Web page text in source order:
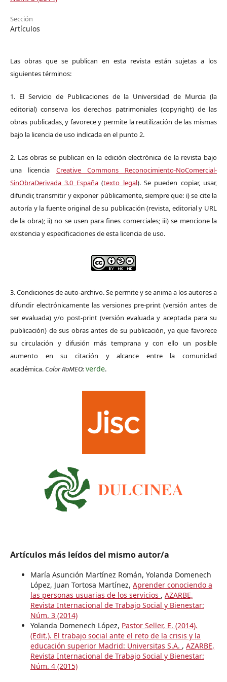
Sección
Artículos
Las obras que se publican en esta revista están sujetas a los
siguientes términos:
1. El Servicio de Publicaciones de la Universidad de Murcia (la
editorial) conserva los derechos patrimoniales (copyright) de las
obras publicadas, y favorece y permite la reutilización de las mismas
bajo la licencia de uso indicada en el punto 2.
2. Las obras se publican en la edición electrónica de la revista bajo
una licencia Creative Commons Reconocimiento-NoComercial-
SinObraDerivada 3.0 España(texto legal). Se pueden copiar, usar,
difundir, transmitir y exponer públicamente, siempre que: i) se cite la
autoría y la fuente original de su publicación (revista, editorial y URL
de la obra); ii) no se usen para fines comerciales; iii) se mencione la
existencia y especificaciones de esta licencia de uso.
3. Condiciones de auto-archivo. Se permite y se anima a los autores a
difundir electrónicamente las versiones pre-print (versión antes de
ser evaluada) y/o post-print (versión evaluada y aceptada para su
publicación) de sus obras antes de su publicación, ya que favorece
su circulación y difusión más temprana y con ello un posible
aumento en su citación y alcance entre la comunidad
académica. Color RoMEO:verde.
Artículos más leídos del mismo autor/a
María Asunción Martínez Román, Yolanda Domenech
López, Juan Tortosa Martínez, Aprender conociendo a
las personas usuarias de los servicios , AZARBE,
Revista Internacional de Trabajo Social y Bienestar:
Núm. 3 (2014)
Yolanda Domenech López, Pastor Seller, E. (2014).
(Edit.). El trabajo social ante el reto de la crisis y la
educación superior Madrid: Universitas S.A. , AZARBE,
Revista Internacional de Trabajo Social y Bienestar:
Núm. 4 (2015)